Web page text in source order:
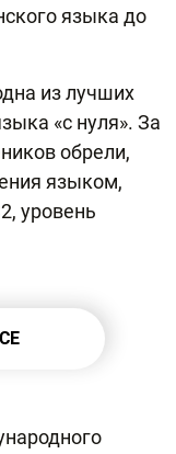
языка до
из лучших
«с нуля». За
обрели,
языком,
уровень